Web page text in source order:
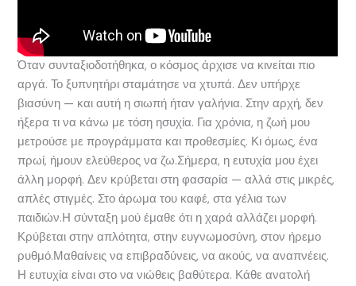
Όταν συνταξιοδοτήθηκα, ο κόσμος άρχισε να κινείται πιο
αργά. Το ξυπνητήρι σταμάτησε να χτυπά. Δεν υπήρχε
βιασύνη — και αυτή η σιωπή ήταν γαλήνια. Στην αρχή, δεν
ήξερα τι να κάνω με τόση ησυχία. Για χρόνια, η ζωή μου
μετρούσε με προγράμματα και προθεσμίες. Κι όμως, ένα
πρωί, ήμουν ελεύθερος να ζω.Σήμερα, η ευτυχία μου έχει
άλλη μορφή. Δεν κρύβεται στη φασαρία — αλλά στις μικρές,
απλές στιγμές. Στο άρωμα του καφέ, στα γέλια των
παιδιών.Η σύνταξη μού έμαθε ότι η χαρά αλλάζει μορφή.
Κρύβεται στην απλότητα, στην ευγνωμοσύνη, στον ήρεμο
ρυθμό.Μαθαίνεις να επιβραδύνεις, να ακούς, να αναπνέεις.
Η ευτυχία είναι στο να νιώθεις βαθύτερα. Κάθε ανατολή